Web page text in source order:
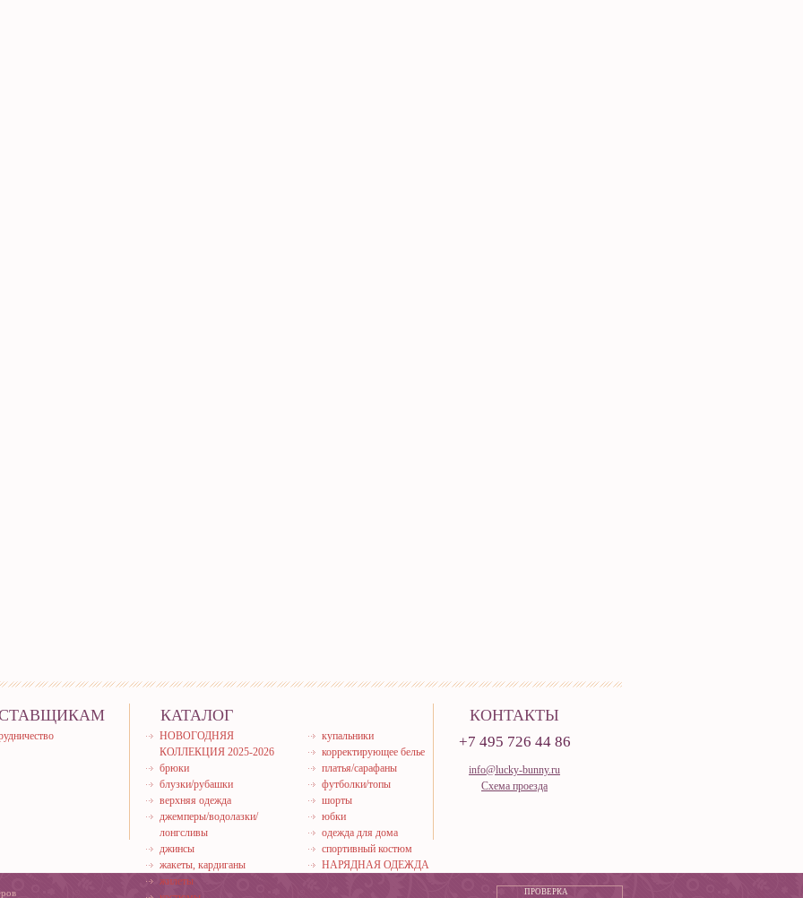
КАТАЛОГ
НОВОГОДНЯЯ
КОЛЛЕКЦИЯ 2025-2026
брюки
блузки/рубашки
верхняя одежда
джемперы/водолазки/
лонгсливы
джинсы
жакеты, кардиганы
жилеты
купальники
корректирующее белье
платья/сарафаны
футболки/топы
шорты
юбки
одежда для дома
спортивный костюм
НАРЯДНАЯ ОДЕЖДА
КОНТАКТЫ
+7 495 726 44 86
info@lucky-bunny.ru
Схема проезда
ПРОВЕРКА